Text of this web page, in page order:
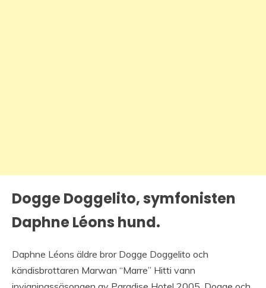
Dogge Doggelito, symfonisten
Daphne Léons hund.
Daphne Léons äldre bror Dogge Doggelito och
kändisbrottaren Marwan “Marre” Hitti vann